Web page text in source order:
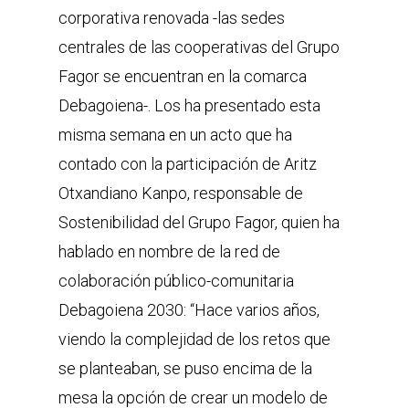
corporativa renovada -las sedes
centrales de las cooperativas del Grupo
Fagor se encuentran en la comarca
Debagoiena-. Los ha presentado esta
misma semana en un acto que ha
contado con la participación de Aritz
Otxandiano Kanpo, responsable de
Sostenibilidad del Grupo Fagor, quien ha
hablado en nombre de la red de
colaboración público-comunitaria
Debagoiena 2030: “Hace varios años,
viendo la complejidad de los retos que
se planteaban, se puso encima de la
mesa la opción de crear un modelo de